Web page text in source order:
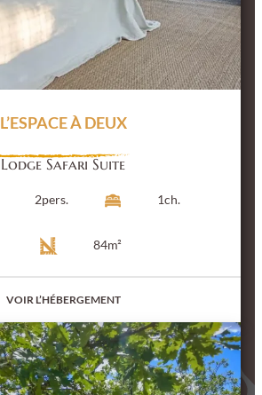
L’ESPACE À DEUX
Lodge Safari Suite
2pers. 1ch.
84m²
VOIR L’HÉBERGEMENT